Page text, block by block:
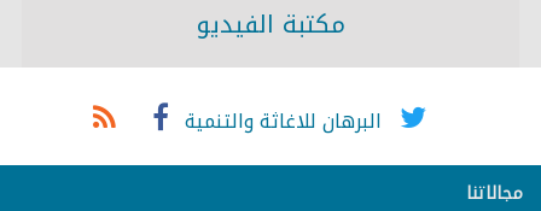
مكتبة الفيديو
البرهان للاغاثة والتنمية
مجالاتنا